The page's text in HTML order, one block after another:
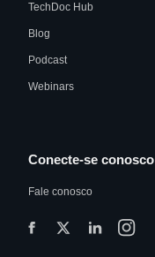
TechDoc Hub
Blog
Podcast
Webinars
Conecte-se conosco
Fale conosco